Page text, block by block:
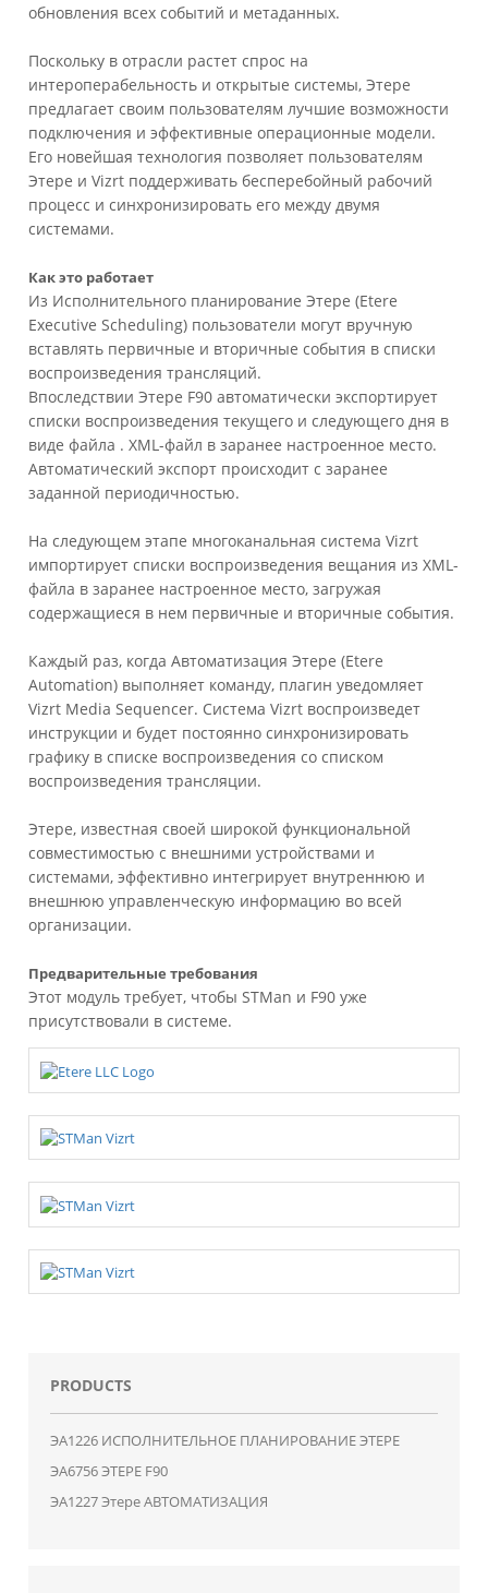
обновления всех событий и метаданных.
Поскольку в отрасли растет спрос на
интероперабельность и открытые системы, Этере
предлагает своим пользователям лучшие возможности
подключения и эффективные операционные модели.
Его новейшая технология позволяет пользователям
Этере и Vizrt поддерживать бесперебойный рабочий
процесс и синхронизировать его между двумя
системами.
Как это работает
Из Исполнительного планирование Этере (Etere
Executive Scheduling) пользователи могут вручную
вставлять первичные и вторичные события в списки
воспроизведения трансляций.
Впоследствии Этере F90 автоматически экспортирует
списки воспроизведения текущего и следующего дня в
виде файла . XML-файл в заранее настроенное место.
Автоматический экспорт происходит с заранее
заданной периодичностью.
На следующем этапе многоканальная система Vizrt
импортирует списки воспроизведения вещания из XML-
файла в заранее настроенное место, загружая
содержащиеся в нем первичные и вторичные события.
Каждый раз, когда Автоматизация Этере (Etere
Automation) выполняет команду, плагин уведомляет
Vizrt Media Sequencer. Система Vizrt воспроизведет
инструкции и будет постоянно синхронизировать
графику в списке воспроизведения со списком
воспроизведения трансляции.
Этере, известная своей широкой функциональной
совместимостью с внешними устройствами и
системами, эффективно интегрирует внутреннюю и
внешнюю управленческую информацию во всей
организации.
Предварительные требования
Этот модуль требует, чтобы STMan и F90 уже
присутствовали в системе.
PRODUCTS
ЭA1226 ИСПОЛНИТЕЛЬНОЕ ПЛАНИРОВАНИЕ ЭТЕРЕ
ЭA6756 ЭТЕРЕ F90
ЭA1227 Этере АВТОМАТИЗАЦИЯ